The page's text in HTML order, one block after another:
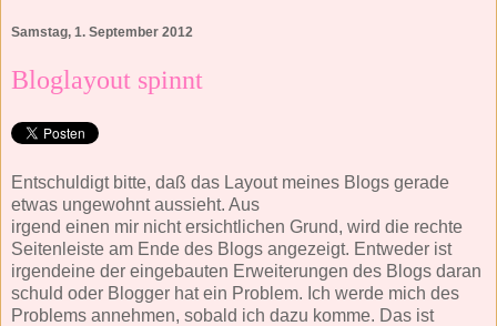
Samstag, 1. September 2012
Bloglayout spinnt
Entschuldigt bitte, daß das Layout meines Blogs gerade
etwas ungewohnt aussieht. Aus
irgend einen mir nicht ersichtlichen Grund, wird die rechte
Seitenleiste am Ende des Blogs angezeigt. Entweder ist
irgendeine der eingebauten Erweiterungen des Blogs daran
schuld oder Blogger hat ein Problem. Ich werde mich des
Problems annehmen, sobald ich dazu komme. Das ist